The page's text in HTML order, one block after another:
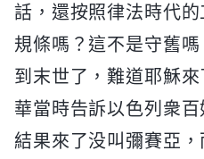
話，還按照律法時代
規條嗎？這不是守舊
到末世了，難道耶穌
華當時告訴以色列衆
結果來了没叫彌賽亞